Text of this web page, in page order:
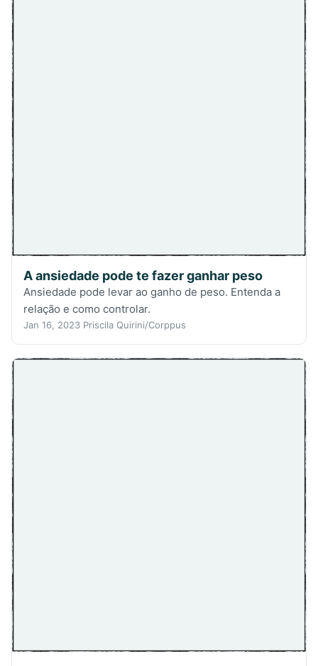
A ansiedade pode te fazer ganhar peso
Ansiedade pode levar ao ganho de peso. Entenda a
relação e como controlar.
Jan 16, 2023 Priscila Quirini/Corppus